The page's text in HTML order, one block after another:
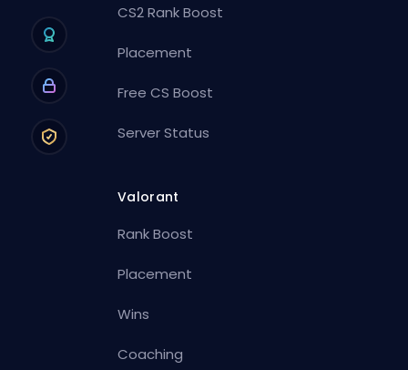
CS2 Rank Boost
Placement
Free CS Boost
Server Status
Valorant
Rank Boost
Placement
Wins
Coaching